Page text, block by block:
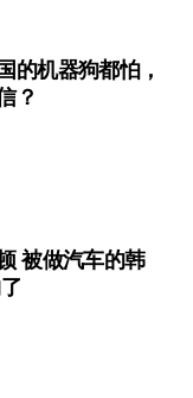
的机器狗都怕，
？
被做汽车的韩